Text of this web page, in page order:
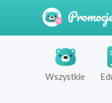
Wszystkie